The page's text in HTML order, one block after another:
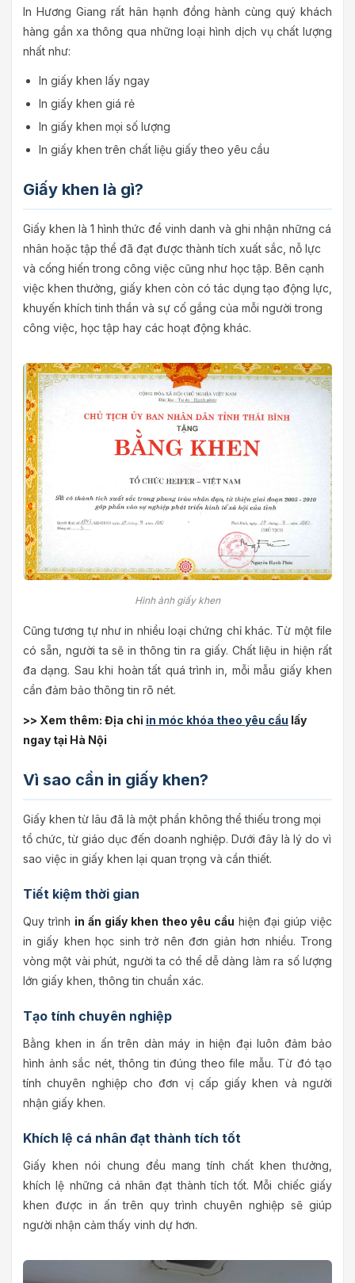
In Hương Giang rất hân hạnh đồng hành cùng quý khách
hàng gần xa thông qua những loại hình dịch vụ chất lượng
nhất như:
In giấy khen lấy ngay
In giấy khen giá rẻ
In giấy khen mọi số lượng
In giấy khen trên chất liệu giấy theo yêu cầu
Giấy khen là gì?
Giấy khen là 1 hình thức để vinh danh và ghi nhận những cá
nhân hoặc tập thể đã đạt được thành tích xuất sắc, nỗ lực
và cống hiến trong công việc cũng như học tập. Bên cạnh
việc khen thưởng, giấy khen còn có tác dụng tạo động lực,
khuyến khích tinh thần và sự cố gắng của mỗi người trong
công việc, học tập hay các hoạt động khác.
Hình ảnh giấy khen
Cũng tương tự như in nhiều loại chứng chỉ khác. Từ một file
có sẵn, người ta sẽ in thông tin ra giấy. Chất liệu in hiện rất
đa dạng. Sau khi hoàn tất quá trình in, mỗi mẫu giấy khen
cần đảm bảo thông tin rõ nét.
>> Xem thêm: Địa chỉ in móc khóa theo yêu cầu lấy
ngay tại Hà Nội
Vì sao cần in giấy khen?
Giấy khen từ lâu đã là một phần không thể thiếu trong mọi
tổ chức, từ giáo dục đến doanh nghiệp. Dưới đây là lý do vì
sao việc in giấy khen lại quan trọng và cần thiết.
Tiết kiệm thời gian
Quy trình in ấn giấy khen theo yêu cầu hiện đại giúp việc
in giấy khen học sinh trở nên đơn giản hơn nhiều. Trong
vòng một vài phút, người ta có thể dễ dàng làm ra số lượng
lớn giấy khen, thông tin chuẩn xác.
Tạo tính chuyên nghiệp
Bằng khen in ấn trên dàn máy in hiện đại luôn đảm bảo
hình ảnh sắc nét, thông tin đúng theo file mẫu. Từ đó tạo
tính chuyên nghiệp cho đơn vị cấp giấy khen và người
nhận giấy khen.
Khích lệ cá nhân đạt thành tích tốt
Giấy khen nói chung đều mang tính chất khen thưởng,
khích lệ những cá nhân đạt thành tích tốt. Mỗi chiếc giấy
khen được in ấn trên quy trình chuyên nghiệp sẽ giúp
người nhận cảm thấy vinh dự hơn.